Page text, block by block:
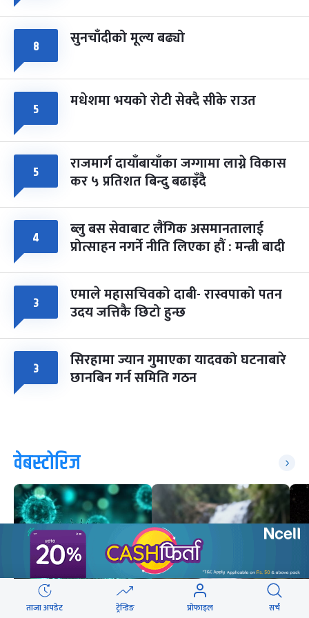
८ सुनचाँदीको मूल्य बढ्यो
५ मधेशमा भयको रोटी सेक्दै सीके राउत
५ राजमार्ग दायाँबायाँका जग्गामा लाग्ने विकास
कर ५ प्रतिशत बिन्दु बढाइँदै
४ ब्लु बस सेवाबाट लैंगिक असमानतालाई
प्रोत्साहन नगर्ने नीति लिएका हौं : मन्त्री बादी
३ एमाले महासचिवको दाबी- रास्वपाको पतन
उदय जत्तिकै छिटो हुन्छ
३ सिरहामा ज्यान गुमाएका यादवको घटनाबारे
छानबिन गर्न समिति गठन
वेबस्टोरिज
ताजा अपडेट ट्रेन्डिङ प्रोफाइल सर्च